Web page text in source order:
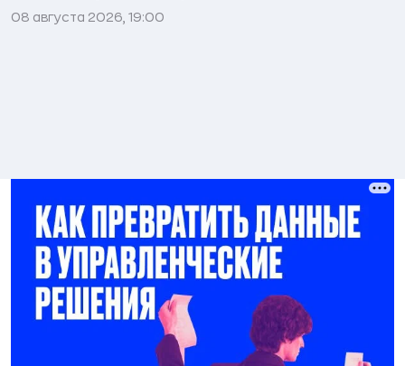
08 августа 2026, 19:00